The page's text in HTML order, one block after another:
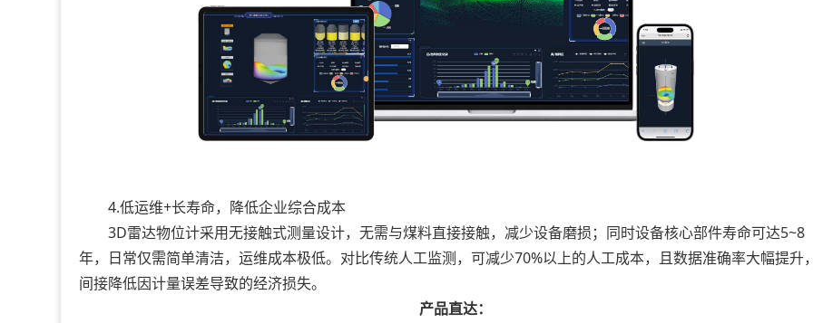
4.低运维+长寿命，降低企业综合成本
3D雷达物位计采用无接触式测量设计，无需与煤料直接接触，减少设备磨损；同时设备核心部件寿命可达5~8
年，日常仅需简单清洁，运维成本极低。对比传统人工监测，可减少70%以上的人工成本，且数据准确率大幅提升，
间接降低因计量误差导致的经济损失。
产品直达：